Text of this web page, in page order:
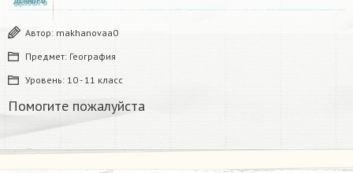
Автор: makhanovaa0
Предмет: География
Уровень: 10 - 11 класс
Помогите пожалуйста